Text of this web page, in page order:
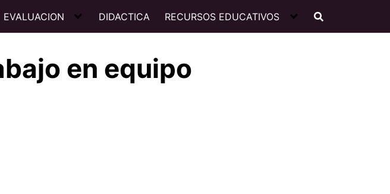
EVALUACION DIDACTICA RECURSOS EDUCATIVOS
en equipo